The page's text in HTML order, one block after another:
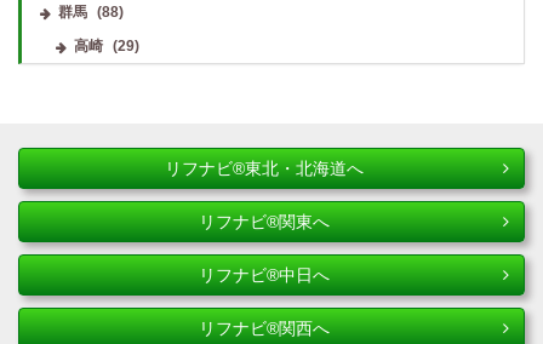
群馬 (88)
高崎
(29)
リフナビ®東北・北海道へ
リフナビ®関東へ
リフナビ®中日へ
リフナビ®関西へ